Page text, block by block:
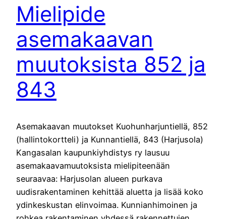
Mielipide
asemakaavan
muutoksista 852 ja
843
Asemakaavan muutokset Kuohunharjuntiellä, 852
(hallintokortteli) ja Kunnantiellä, 843 (Harjusola)
Kangasalan kaupunkiyhdistys ry lausuu
asemakaavamuutoksista mielipiteenään
seuraavaa: Harjusolan alueen purkava
uudisrakentaminen kehittää aluetta ja lisää koko
ydinkeskustan elinvoimaa. Kunnianhimoinen ja